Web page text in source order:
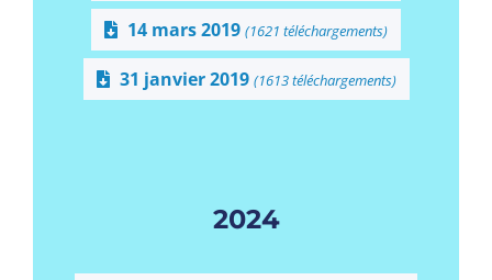
14 mars 2019 (1621 téléchargements)
31 janvier 2019 (1613 téléchargements)
2024